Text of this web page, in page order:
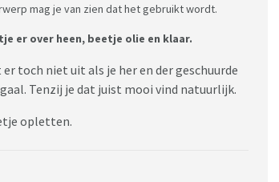
mag je van zien dat het gebruikt wordt.
er over heen, beetje olie en klaar.
toch niet uit als je her en der geschuurde
Tenzij je dat juist mooi vind natuurlijk.
opletten.